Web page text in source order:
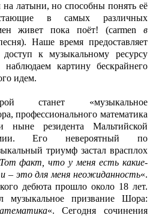
латыни, но способны понять её
в самых различных
живет пока поёт! (carmen в
Наше время предоставляет
доступ к музыкальному ресурсу
картину бескрайнего
идем.
станет «музыкальное
профессионального математика
ныне резидента Мальтийской
Его невероятный по
триумф застал врасплох
Тот факт, что у меня есть какие-
– это для меня неожиданность«.
дебюта прошло около 18 лет.
музыкальное призвание Шора:
«. Сегодня сочинения